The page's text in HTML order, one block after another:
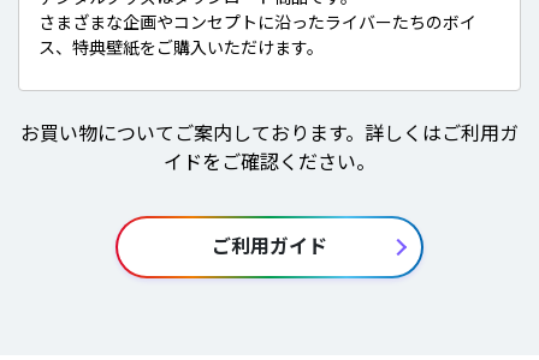
さまざまな企画やコンセプトに沿ったライバーたちのボイ
ス、特典壁紙をご購入いただけます。
お買い物についてご案内しております。詳しくはご利用ガ
イドをご確認ください。
ご利用ガイド